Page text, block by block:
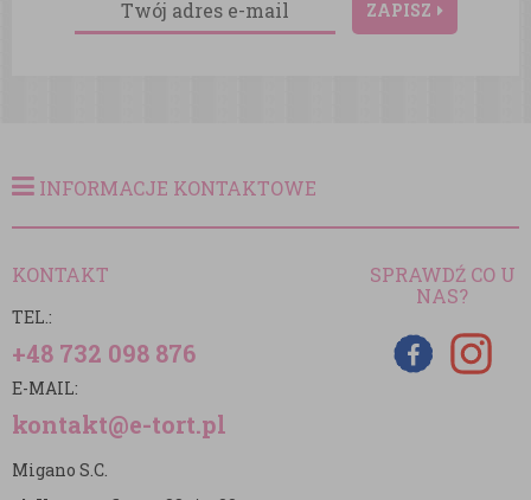
ZAPISZ
INFORMACJE KONTAKTOWE
KONTAKT
TEL.:
+48 732 098 876
E-MAIL:
kontakt@e-tort.pl
Migano S.C.
SPRAWDŹ CO U
NAS?